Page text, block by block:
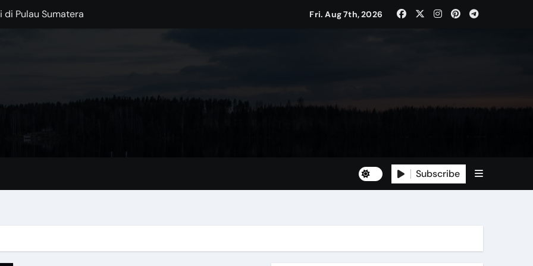
di Pulau Sumatera
Permata Spanyol di Tengah Laut
untuk Musim Hujan
Tengah Kota
Gunung Bromo
Fri. Aug 7th, 2026
Subscribe